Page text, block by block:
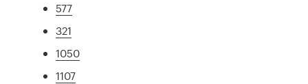
577
321
1050
1107